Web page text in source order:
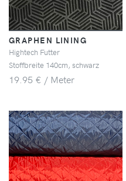
GRAPHEN LINING
Hightech Futter
Stoffbreite 140cm, schwarz
19.95 € / Meter